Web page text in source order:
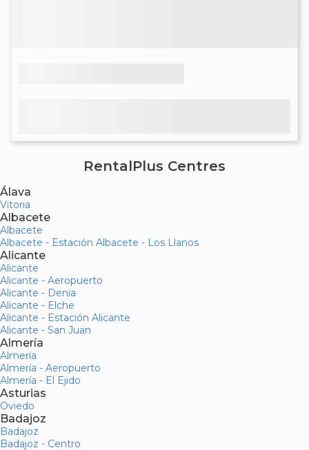
RentalPlus Centres
Álava
Vitoria
Albacete
Albacete
Albacete - Estación Albacete - Los Llanos
Alicante
Alicante
Alicante - Aeropuerto
Alicante - Denia
Alicante - Elche
Alicante - Estación Alicante
Alicante - San Juan
Almería
Almería
Almería - Aeropuerto
Almería - El Ejido
Asturias
Oviedo
Badajoz
Badajoz
Badajoz - Centro